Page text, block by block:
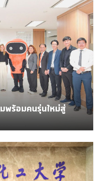
พร้อมคนรุ่นใหม่สู่